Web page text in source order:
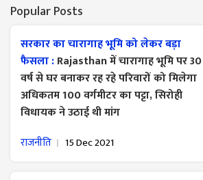
Popular Posts
सरकार का चारागाह भूमि को लेकर बड़ा
फैसला :Rajasthan में चारागाह भूमि पर 30
वर्ष से घर बनाकर रह रहे परिवारों को मिलेगा
अधिकतम 100 वर्गमीटर का पट्टा, सिरोही
विधायक ने उठाई थी मांग
राजनीति 15 Dec 2021